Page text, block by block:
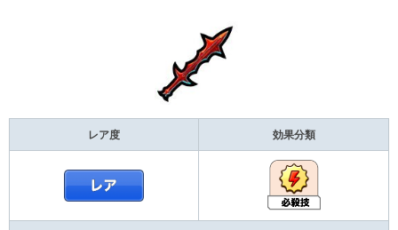
レア度 効果分類